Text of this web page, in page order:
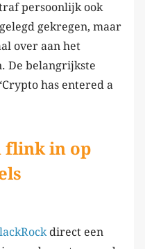
persoonlijk ook
gekregen, maar
over aan het
De belangrijkste
has entered a
flink in op
direct een